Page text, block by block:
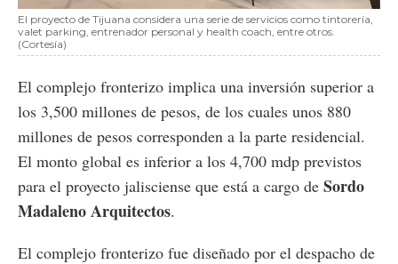
El proyecto de Tijuana considera una serie de servicios como tintorería,
valet parking, entrenador personal y health coach, entre otros.
(Cortesía)
El complejo fronterizo implica una inversión superior a
los 3,500 millones de pesos, de los cuales unos 880
millones de pesos corresponden a la parte residencial.
El monto global es inferior a los 4,700 mdp previstos
para el proyecto jalisciense que está a cargo de Sordo
Madaleno Arquitectos.
El complejo fronterizo fue diseñado por el despacho de